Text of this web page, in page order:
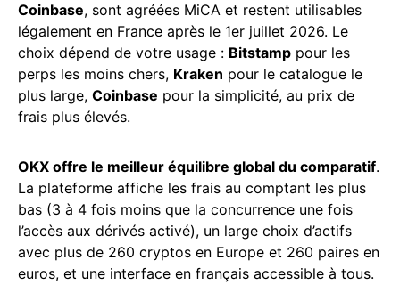
Coinbase, sont agréées MiCA et restent utilisables
légalement en France après le 1er juillet 2026. Le
choix dépend de votre usage : Bitstamp pour les
perps les moins chers, Kraken pour le catalogue le
plus large, Coinbase pour la simplicité, au prix de
frais plus élevés.
OKX offre le meilleur équilibre global du comparatif.
La plateforme affiche les frais au comptant les plus
bas (3 à 4 fois moins que la concurrence une fois
l’accès aux dérivés activé), un large choix d’actifs
avec plus de 260 cryptos en Europe et 260 paires en
euros, et une interface en français accessible à tous.